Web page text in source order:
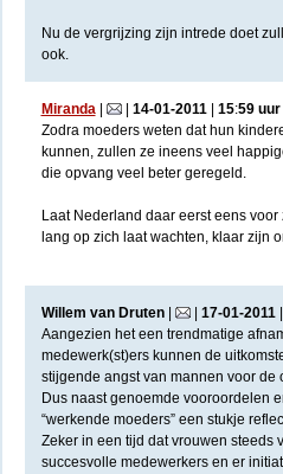
Nu de vergrijzing zijn intrede doet
ook.
Miranda| | 14-01-2011| 15:59 uur
Zodra moeders weten dat hun
kunnen, zullen ze ineens veel
die opvang veel beter geregeld.
Laat Nederland daar eerst eens
lang op zich laat wachten, klaar zijn
Willem van Druten| | 17-01-2011|
Aangezien het een trendmatige
medewerk(st)ers kunnen de
stijgende angst van mannen voor
Dus naast genoemde vooroordelen
“werkende moeders” een stukje
Zeker in een tijd dat vrouwen steeds
succesvolle medewerkers en er